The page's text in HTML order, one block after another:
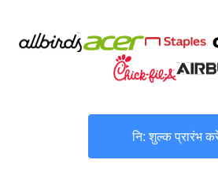
नि: शुल्क प्रारंभ